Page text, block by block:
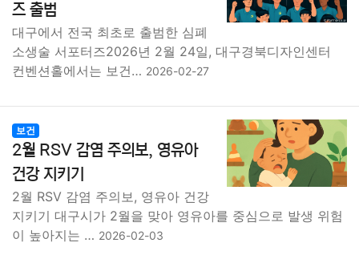
즈 출범
대구에서 전국 최초로 출범한 심폐
소생술 서포터즈2026년 2월 24일, 대구경북디자인센터
컨벤션홀에서는 보건… 2026-02-27
보건
2월 RSV 감염 주의보, 영유아
건강 지키기
2월 RSV 감염 주의보, 영유아 건강
지키기 대구시가 2월을 맞아 영유아를 중심으로 발생 위험
이 높아지는 … 2026-02-03